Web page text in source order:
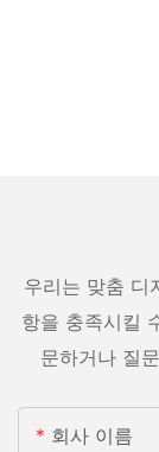
우리는 맞춤 디
항을 충족시킬
문하거나 질
회사 이름